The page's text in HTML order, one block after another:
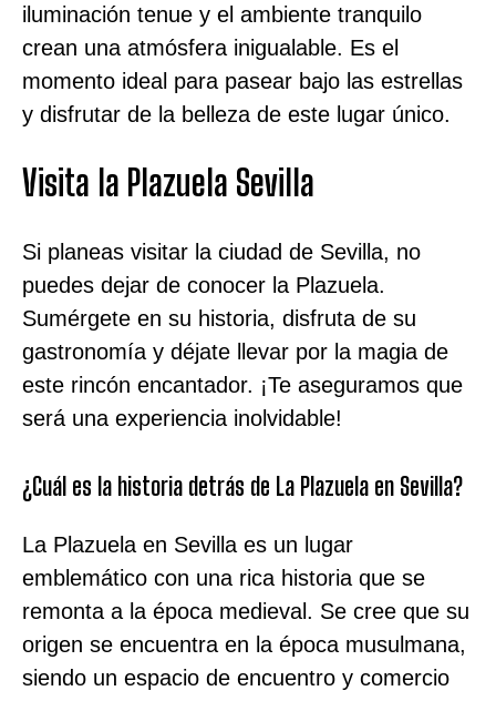
iluminación tenue y el ambiente tranquilo
crean una atmósfera inigualable. Es el
momento ideal para pasear bajo las estrellas
y disfrutar de la belleza de este lugar único.
Visita la Plazuela Sevilla
Si planeas visitar la ciudad de Sevilla, no
puedes dejar de conocer la Plazuela.
Sumérgete en su historia, disfruta de su
gastronomía y déjate llevar por la magia de
este rincón encantador. ¡Te aseguramos que
será una experiencia inolvidable!
¿Cuál es la historia detrás de La Plazuela en Sevilla?
La Plazuela en Sevilla es un lugar
emblemático con una rica historia que se
remonta a la época medieval. Se cree que su
origen se encuentra en la época musulmana,
siendo un espacio de encuentro y comercio